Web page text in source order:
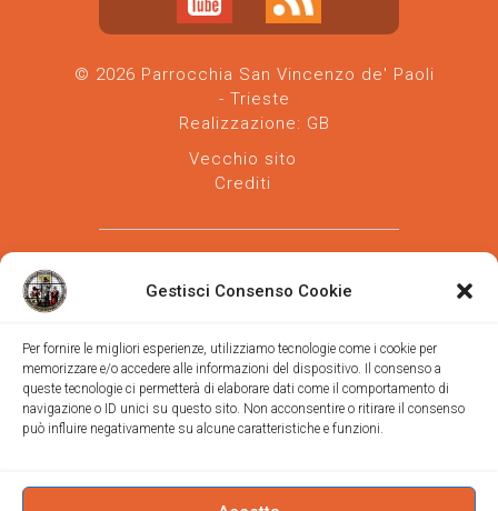
Gestisci Consenso Cookie
Per fornire le migliori esperienze, utilizziamo tecnologie come i cookie per
memorizzare e/o accedere alle informazioni del dispositivo. Il consenso a
queste tecnologie ci permetterà di elaborare dati come il comportamento di
navigazione o ID unici su questo sito. Non acconsentire o ritirare il consenso
può influire negativamente su alcune caratteristiche e funzioni.
© 2026 Parrocchia San Vincenzo de' Paoli
- Trieste
Realizzazione: GB
Vecchio sito
Crediti
Parrocchia san Vincenzo de' Paoli-Diocesi
di Trieste
via Vittorino da Feltre, 11 (chiesa)
Trieste